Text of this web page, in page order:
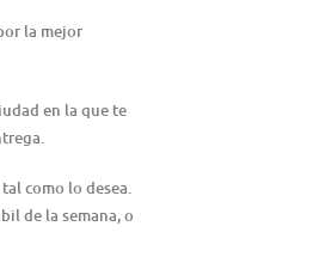
la mejor
en la que te
como lo desea.
de la semana, o